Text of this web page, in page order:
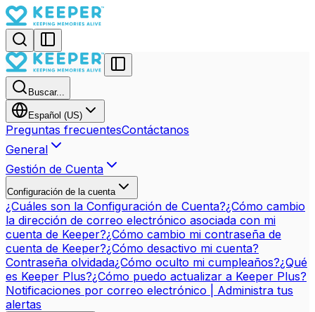
Buscar...
Español (US)
Preguntas frecuentesContáctanos
General
Gestión de Cuenta
Configuración de la cuenta
¿Cuáles son la Configuración de Cuenta?¿Cómo cambio
la dirección de correo electrónico asociada con mi
cuenta de Keeper?¿Cómo cambio mi contraseña de
cuenta de Keeper?¿Cómo desactivo mi cuenta?
Contraseña olvidada¿Cómo oculto mi cumpleaños?¿Qué
es Keeper Plus?¿Cómo puedo actualizar a Keeper Plus?
Notificaciones por correo electrónico | Administra tus
alertas